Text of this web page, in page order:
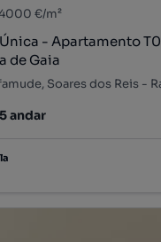
€/m²
- Apartamento
de Gaia
5 andar